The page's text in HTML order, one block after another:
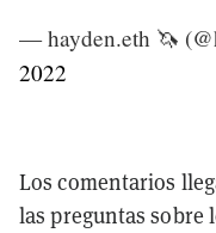
— hayden.eth 🦄
2022
Los comentarios
las preguntas sobre